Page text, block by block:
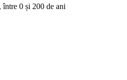
între 0 și 200 de ani